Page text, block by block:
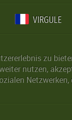
VIRGULE
zu
nutzen,